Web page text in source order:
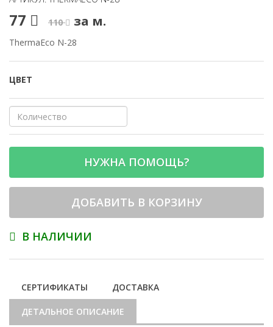
77 110 за м.
ThermaEco N-28
ЦВЕТ
НУЖНА ПОМОЩЬ?
ДОБАВИТЬ В КОРЗИНУ
В НАЛИЧИИ
СЕРТИФИКАТЫ ДОСТАВКА
ДЕТАЛЬНОЕ ОПИСАНИЕ